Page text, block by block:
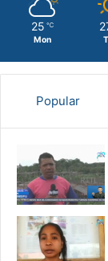
25 ℃
Mon
Popular